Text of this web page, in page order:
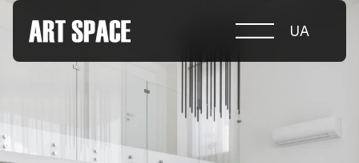
ПРО КОНКУРС
НОМІНАЦІЇ
ПРОЄКТИ 2026
ЖУРІ
UA